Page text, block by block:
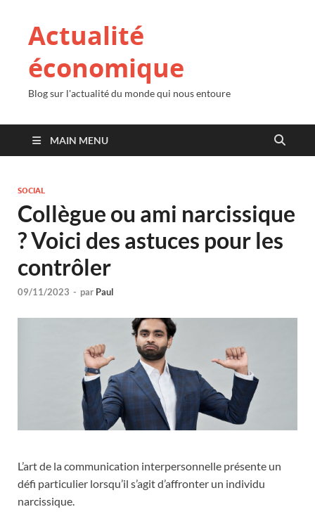
Actualité
économique
Blog sur l'actualité du monde qui nous entoure
MAIN MENU
SOCIAL
Collègue ou ami narcissique
? Voici des astuces pour les
contrôler
09/11/2023 - par Paul
L’art de la communication interpersonnelle présente un
défi particulier lorsqu’il s’agit d’affronter un individu
narcissique.